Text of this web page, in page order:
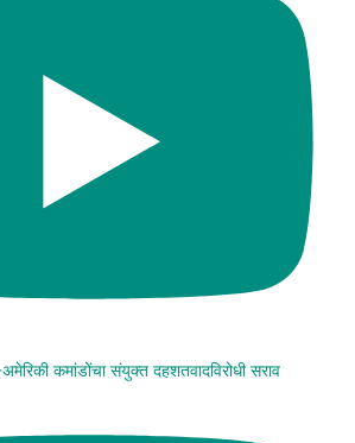
कमांडोंचा संयुक्त दहशतवादविरोधी सराव